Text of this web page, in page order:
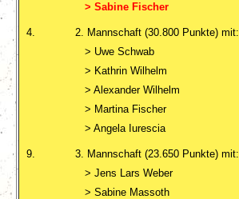
> Sabine Fischer
4.
2. Mannschaft (30.800 Punkte) mit:
> Uwe Schwab
> Kathrin Wilhelm
> Alexander Wilhelm
> Martina Fischer
> Angela Iurescia
9.
3. Mannschaft (23.650 Punkte) mit:
> Jens Lars Weber
> Sabine Massoth